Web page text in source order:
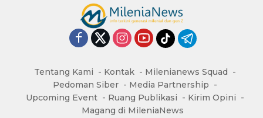
Tentang Kami Kontak
Milenianews Squad
Pedoman Siber
Media Partnership
Upcoming Event
Ruang Publikasi
Kirim Opini
Magang di MileniaNews